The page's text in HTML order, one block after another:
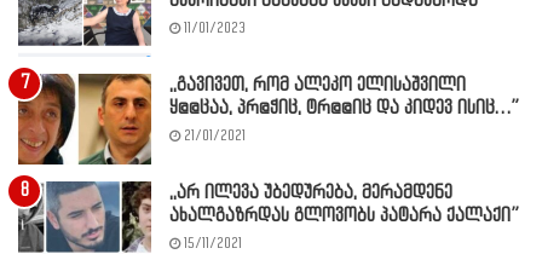
11/01/2023
,,გავივეთ, რომ ალეკო ელისაშვილი
ყ@@ცაა, პრ@ჭიც, ტრ@@იც და კიდევ ისიც…”
21/01/2021
,,არ ილევა უბედურება, მერამდენე
ახალგაზრდას გლოვობს პატარა ქალაქი”
15/11/2021